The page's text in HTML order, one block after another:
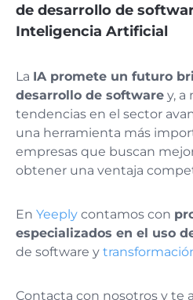
de desarrollo de
Inteligencia Artificial
La IA promete un futuro
desarrollo de software y, a
tendencias en el sector
una herramienta más
empresas que buscan
obtener una ventaja
En Yeeply contamos con
especializados en el uso
de software y
Contacta con nosotros y te